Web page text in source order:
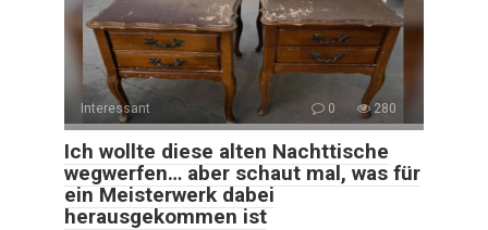
Interessant 0 280
Ich wollte diese alten Nachttische
wegwerfen… aber schaut mal, was für
ein Meisterwerk dabei
herausgekommen ist